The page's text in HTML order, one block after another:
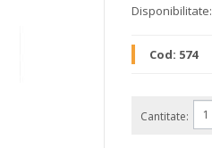
Disponibilitate:
Cod: 574
Cantitate: